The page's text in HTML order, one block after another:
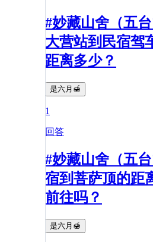
#妙藏山舍（五
大营站到民宿驾
距离多少？
是六月🍯
1
回答
#妙藏山舍（五
宿到菩萨顶的距
前往吗？
是六月🍯